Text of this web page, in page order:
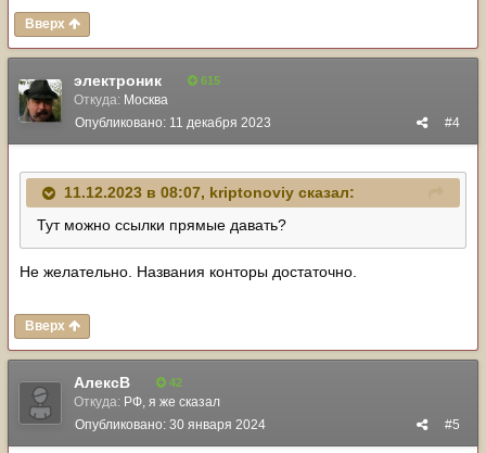
Вверх
электроник 615
Откуда: Москва
#4
Опубликовано: 11 декабря 2023
11.12.2023 в 08:07, kriptonoviy сказал:
Тут можно ссылки прямые давать?
Не желательно. Названия конторы достаточно.
Вверх
АлексВ 42
Откуда: РФ, я же сказал
#5
Опубликовано: 30 января 2024